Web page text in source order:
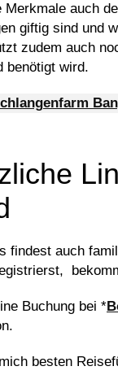
Merkmale auch
giftig sind und
zudem auch
benötigt wird.
findest auch
Buchung bei *
besten